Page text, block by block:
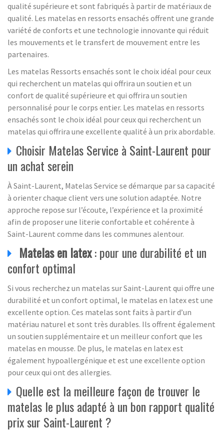
qualité supérieure et sont fabriqués à partir de matériaux de
qualité. Les matelas en ressorts ensachés offrent une grande
variété de conforts et une technologie innovante qui réduit
les mouvements et le transfert de mouvement entre les
partenaires.
Les matelas Ressorts ensachés sont le choix idéal pour ceux
qui recherchent un matelas qui offrira un soutien et un
confort de qualité supérieure et qui offrira un soutien
personnalisé pour le corps entier. Les matelas en ressorts
ensachés sont le choix idéal pour ceux qui recherchent un
matelas qui offrira une excellente qualité à un prix abordable.
Choisir Matelas Service à Saint-Laurent pour
un achat serein
À Saint-Laurent, Matelas Service se démarque par sa capacité
à orienter chaque client vers une solution adaptée. Notre
approche repose sur l’écoute, l’expérience et la proximité
afin de proposer une literie confortable et cohérente à
Saint-Laurent comme dans les communes alentour.
Matelas en latex: pour une durabilité et un
confort optimal
Si vous recherchez un matelas sur Saint-Laurent qui offre une
durabilité et un confort optimal, le matelas en latex est une
excellente option. Ces matelas sont faits à partir d’un
matériau naturel et sont très durables. Ils offrent également
un soutien supplémentaire et un meilleur confort que les
matelas en mousse. De plus, le matelas en latex est
également hypoallergénique et est une excellente option
pour ceux qui ont des allergies.
Quelle est la meilleure façon de trouver le
matelas le plus adapté à un bon rapport qualité
prix sur Saint-Laurent ?